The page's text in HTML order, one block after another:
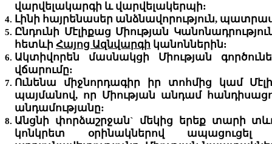
վարվելակարգի և վարվելակերպի:
Լինի հայրենասեր անձնավորություն,
Ընդունի Մէլիքաց Միության
հետևի Հայոց Ազնվարգի կանոններին:
Ակտիվորեն մասնակցի Միության
վճարումը:
Ունենա միջնորդագիր իր տոհմից կամ
պայմանով, որ Միության անդամ
անդամությանը:
Անցնի փորձաշրջան` մեկից երեք տարի
կոնկրետ օրինակներով